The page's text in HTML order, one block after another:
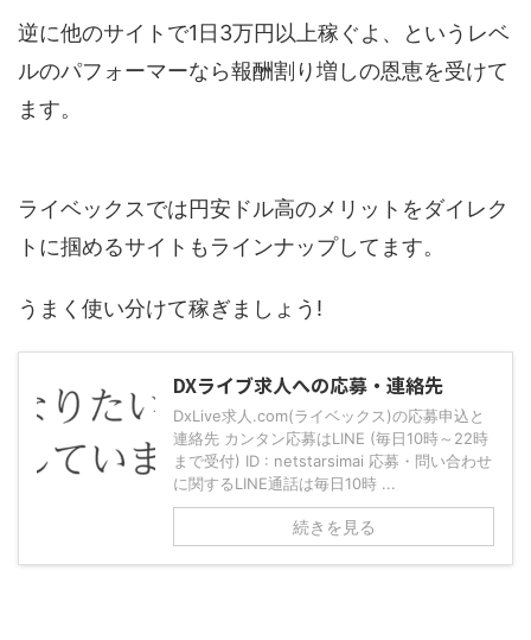
逆に他のサイトで1日3万円以上稼ぐよ、というレベ
ルのパフォーマーなら報酬割り増しの恩恵を受けて
ます。
ライベックスでは円安ドル高のメリットをダイレク
トに掴めるサイトもラインナップしてます。
うまく使い分けて稼ぎましょう!
DXライブ求人への応募・連絡先
DxLive求人.com(ライベックス)の応募申込と
連絡先 カンタン応募はLINE (毎日10時～22時
まで受付) ID : netstarsimai 応募・問い合わせ
に関するLINE通話は毎日10時 ...
続きを見る